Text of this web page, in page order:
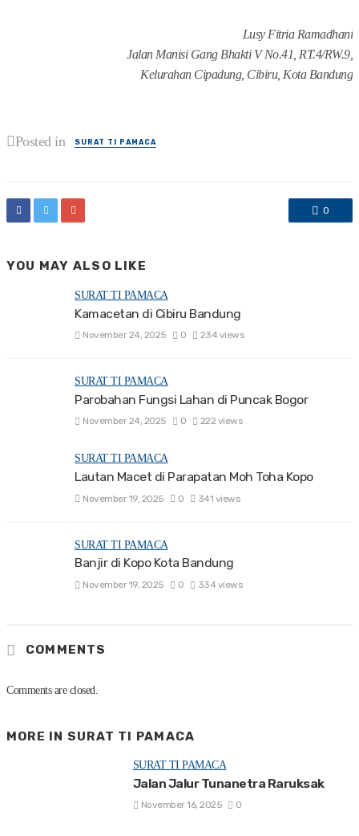
Lusy Fitria Ramadhani
Jalan Manisi Gang Bhakti V No.41, RT.4/RW.9,
Kelurahan Cipadung, Cibiru, Kota Bandung
Posted in SURAT TI PAMACA
0
YOU MAY ALSO LIKE
SURAT TI PAMACA
Kamacetan di Cibiru Bandung
November 24, 2025 0 234 views
SURAT TI PAMACA
Parobahan Fungsi Lahan di Puncak Bogor
November 24, 2025 0 222 views
SURAT TI PAMACA
Lautan Macet di Parapatan Moh Toha Kopo
November 19, 2025 0 341 views
SURAT TI PAMACA
Banjir di Kopo Kota Bandung
November 19, 2025 0 334 views
COMMENTS
Comments are closed.
MORE IN SURAT TI PAMACA
SURAT TI PAMACA
Jalan Jalur Tunanetra Raruksak
November 16, 2025 0